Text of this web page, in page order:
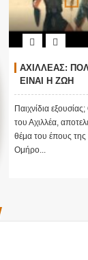
ΑΧΙΛΛΕΑΣ:
ΕΙΝΑΙ Η ΖΩΗ
Παιχνίδια
του Αχιλλέα,
θέμα του έπους της
Ομήρο...